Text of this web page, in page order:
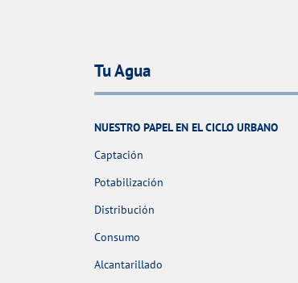
Tu Agua
NUESTRO PAPEL EN EL CICLO URBANO
Captación
Potabilización
Distribución
Consumo
Alcantarillado